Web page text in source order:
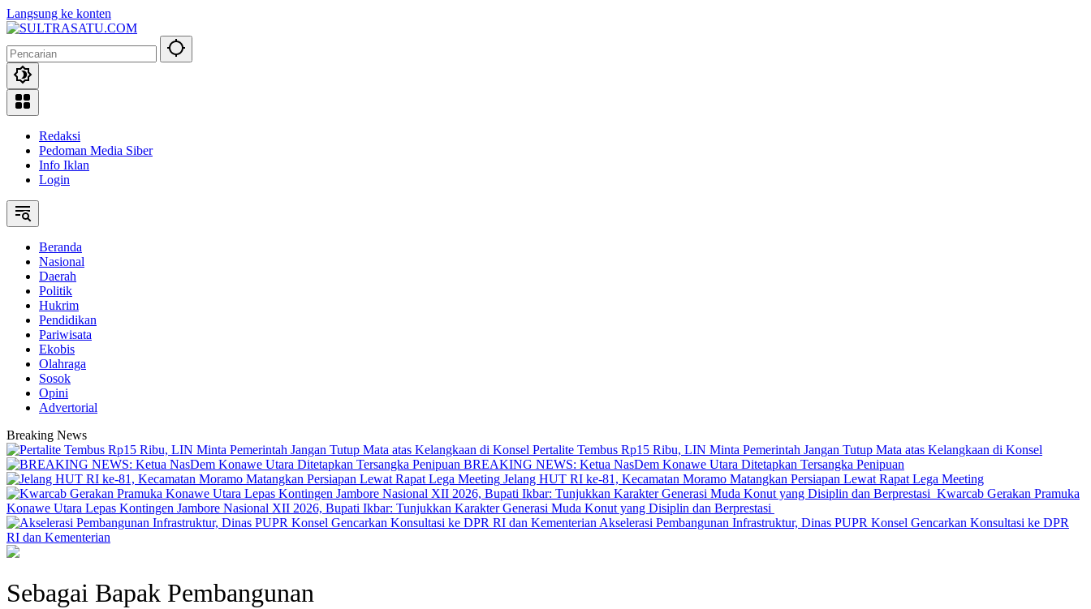
Langsung ke konten
Redaksi
Pedoman Media Siber
Info Iklan
Login
Beranda
Nasional
Daerah
Politik
Hukrim
Pendidikan
Pariwisata
Ekobis
Olahraga
Sosok
Opini
Advertorial
Breaking News
‎Pertalite Tembus Rp15 Ribu, LIN Minta Pemerintah Jangan Tutup Mata atas Kelangkaan di Konsel
BREAKING NEWS: Ketua NasDem Konawe Utara Ditetapkan Tersangka Penipuan
‎Jelang HUT RI ke-81, Kecamatan Moramo Matangkan Persiapan Lewat Rapat Lega Meeting
‎Kwarcab Gerakan Pramuka
Konawe Utara Lepas Kontingen Jambore Nasional XII 2026, Bupati Ikbar: Tunjukkan Karakter Generasi Muda Konut yang Disiplin dan Berprestasi ‎
Akselerasi Pembangunan Infrastruktur, Dinas PUPR Konsel Gencarkan Konsultasi ke DPR
RI dan Kementerian
Sebagai Bapak Pembangunan